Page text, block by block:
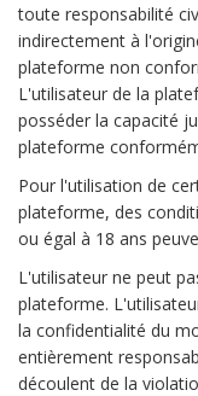
toute responsabilité
indirectement à
plateforme non
L'utilisateur de la
posséder la capacité
plateforme
Pour l'utilisation de
plateforme, des
ou égal à 18 ans
L'utilisateur ne peut
plateforme.
la confidentialité du
entièrement
découlent de la